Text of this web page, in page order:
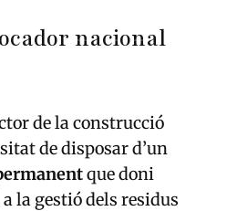
nacional
de la construcció
de disposar d’un
que doni
la gestió dels residus